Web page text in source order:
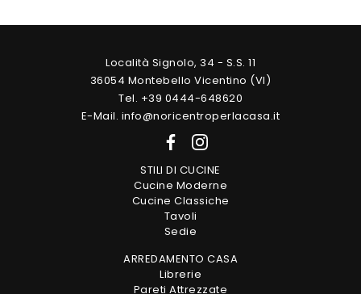
Località Signolo, 34 - S.S. 11
36054 Montebello Vicentino (VI)
Tel. +39 0444-648620
E-Mail. info@noricentroperlacasa.it
STILI DI CUCINE
Cucine Moderne
Cucine Classiche
Tavoli
Sedie
ARREDAMENTO CASA
Librerie
Pareti Attrezzate